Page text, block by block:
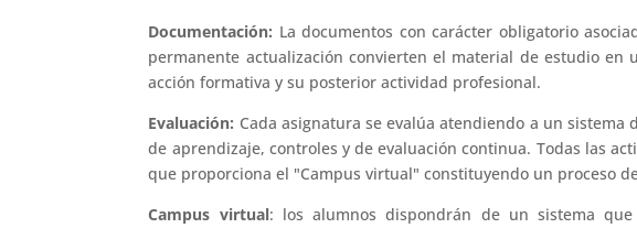
Documentación: La documentos con carácter obligatorio
permanente actualización convierten el material de estudio
acción formativa y su posterior actividad profesional.
Evaluación: Cada asignatura se evalúa atendiendo a un
de aprendizaje, controles y de evaluación continua. Todas las
que proporciona el "Campus virtual" constituyendo un proceso
Campus virtual: los alumnos dispondrán de un sistema